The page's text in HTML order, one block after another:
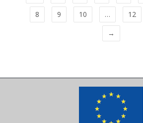
8
9 10 … 12
→